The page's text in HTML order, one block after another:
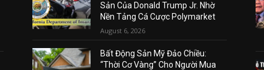
Sản Của Donald Trump Jr. Nhờ
Nền Tảng Cá Cược Polymarket
August 6, 2026
Bất Động Sản Mỹ Đảo Chiều:
“Thời Cơ Vàng” Cho Người Mua